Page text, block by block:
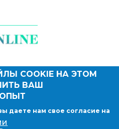
РФ
COOKIE НА ЭТОМ
ВАШ
даете нам свое согласие на